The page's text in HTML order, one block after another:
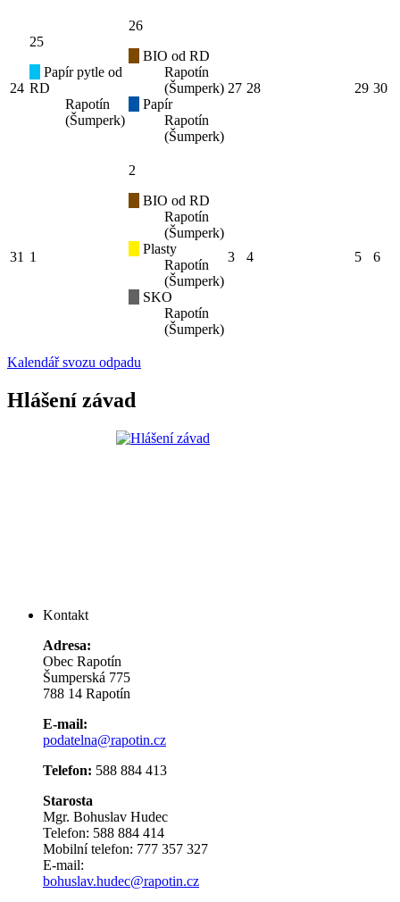
24
25
Papír pytle od
RD
Rapotín
(Šumperk)
26
BIO od RD
Rapotín
(Šumperk)
Papír
Rapotín
(Šumperk)
27 28 29 30
31 1
2
BIO od RD
Rapotín
(Šumperk)
Plasty
Rapotín
(Šumperk)
SKO
Rapotín
(Šumperk)
3 4 5 6
Kalendář svozu odpadu
Hlášení závad
Kontakt
Adresa:
Obec Rapotín
Šumperská 775
788 14 Rapotín
E-mail:
podatelna@rapotin.cz
Telefon: 588 884 413
Starosta
Mgr. Bohuslav Hudec
Telefon: 588 884 414
Mobilní telefon: 777 357 327
E-mail:
bohuslav.hudec@rapotin.cz